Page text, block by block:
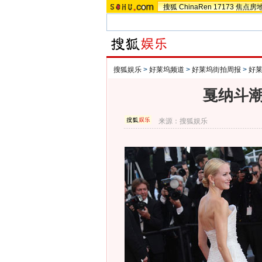
搜狐 ChinaRen 17173 焦点房
搜狐娱乐 > 好莱坞频道 > 好莱坞街拍周报 > 好
戛纳斗
来源：搜狐娱乐